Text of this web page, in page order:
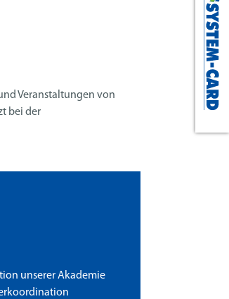
Veranstaltungen von
bei der
unserer Akademie